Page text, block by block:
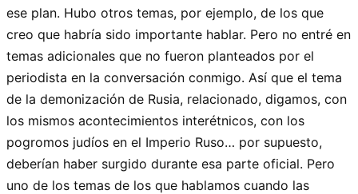
ese plan. Hubo otros temas, por ejemplo, de los que
creo que habría sido importante hablar. Pero no entré en
temas adicionales que no fueron planteados por el
periodista en la conversación conmigo. Así que el tema
de la demonización de Rusia, relacionado, digamos, con
los mismos acontecimientos interétnicos, con los
pogromos judíos en el Imperio Ruso… por supuesto,
deberían haber surgido durante esa parte oficial. Pero
uno de los temas de los que hablamos cuando las